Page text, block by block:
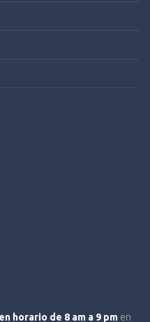
en horario de 8 am a 9 pm en